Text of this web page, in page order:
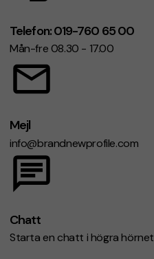
Telefon: 019-760 65 00
Mån-fre 08.30 - 17.00
Mejl
info@brandnewprofile.com
Chatt
Starta en chatt i högra